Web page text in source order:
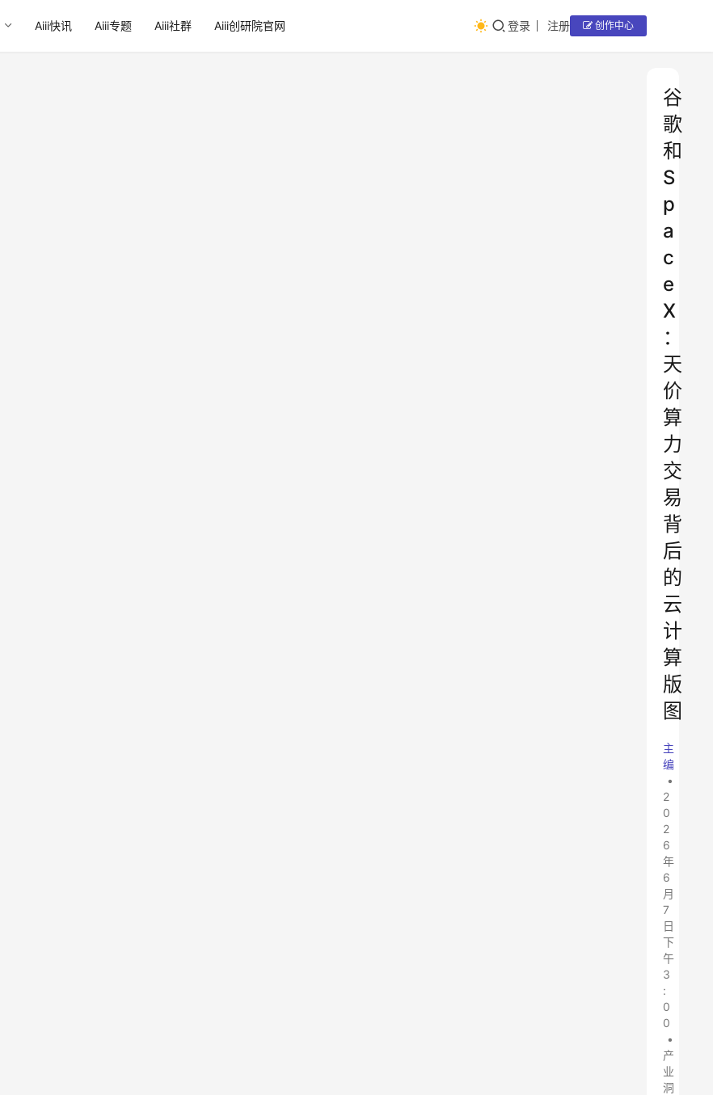
Aiii快讯 Aiii专题 Aiii社群 Aiii创研院官网 登录 注册 创作中心
谷
歌
和
S
p
a
c
e
X
：
天
价
算
力
交
易
背
后
的
云
计
算
版
图
主
编
•
2
0
2
6
年
6
月
7
日
下
午
3
:
0
0
•
产
业
洞